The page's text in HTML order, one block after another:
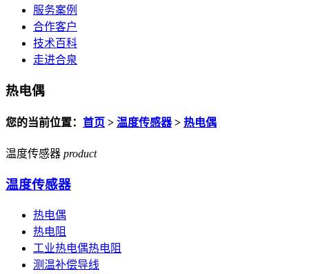
服务案例
合作客户
技术百科
走进合泉
热电偶
您的当前位置： 首页 > 温度传感器> 热电偶
温度传感器 product
温度传感器
热电偶
热电阻
工业热电偶热电阻
测温补偿导线